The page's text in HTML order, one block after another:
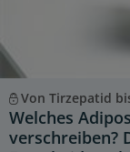
Von Tirzepatid
Welches
verschreiben?